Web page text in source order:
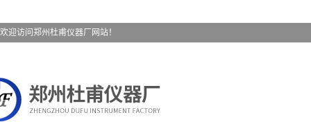
欢迎访问郑州杜甫仪器厂网站！